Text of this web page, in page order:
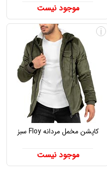
موجود نیست
کاپشن مخمل مردانه Floy سبز
موجود نیست
i